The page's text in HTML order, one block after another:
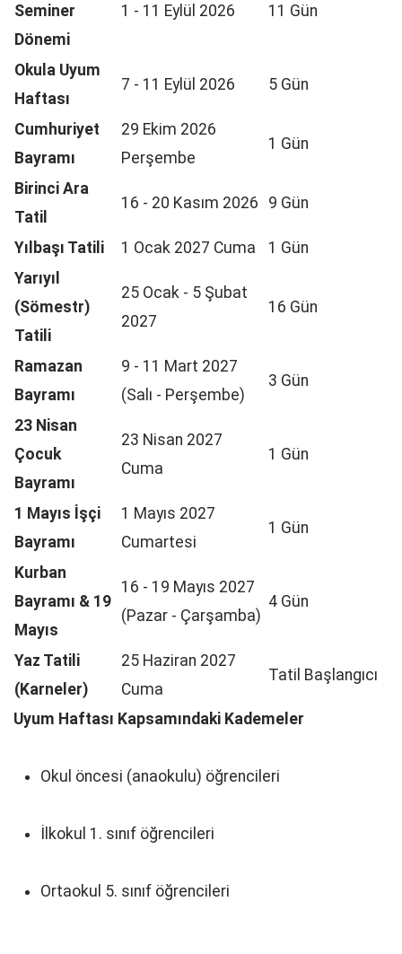
Seminer
Dönemi
1 - 11 Eylül 2026 11 Gün
Okula Uyum
Haftası
7 - 11 Eylül 2026 5 Gün
Cumhuriyet
Bayramı
29 Ekim 2026
Perşembe
1 Gün
Birinci Ara
Tatil
16 - 20 Kasım 2026 9 Gün
Yılbaşı Tatili 1 Ocak 2027 Cuma
1 Gün
Yarıyıl
(Sömestr)
Tatili
25 Ocak - 5 Şubat
2027
16 Gün
Ramazan
Bayramı
9 - 11 Mart 2027
(Salı - Perşembe)
3 Gün
23 Nisan
Çocuk
Bayramı
23 Nisan 2027
Cuma
1 Gün
1 Mayıs İşçi
Bayramı
1 Mayıs 2027
Cumartesi
1 Gün
Kurban
Bayramı & 19
Mayıs
16 - 19 Mayıs 2027
(Pazar - Çarşamba)
4 Gün
Yaz Tatili
(Karneler)
25 Haziran 2027
Cuma
Tatil Başlangıcı
Uyum Haftası Kapsamındaki Kademeler
Okul öncesi (anaokulu) öğrencileri
İlkokul 1. sınıf öğrencileri
Ortaokul 5. sınıf öğrencileri